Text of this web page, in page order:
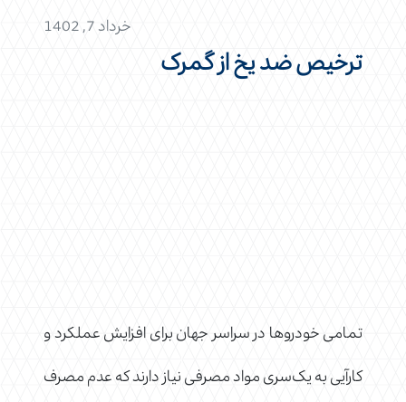
خرداد 7, 1402
ترخیص ضد یخ از گمرک
تمامی خودروها در سراسر جهان برای افزایش عملکرد و
کارآیی به یک‌سری مواد مصرفی نیاز دارند که عدم مصرف